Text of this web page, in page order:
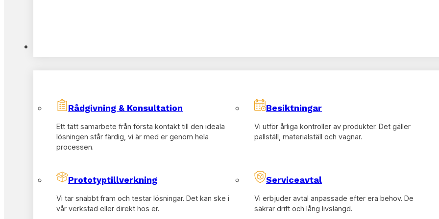
Rådgivning & Konsultation
Ett tätt samarbete från första kontakt till den ideala
lösningen står färdig, vi är med er genom hela
processen.
Besiktningar
Vi utför årliga kontroller av produkter. Det gäller
pallställ, materialställ och vagnar.
Prototyptillverkning
Vi tar snabbt fram och testar lösningar. Det kan ske i
vår verkstad eller direkt hos er.
Serviceavtal
Vi erbjuder avtal anpassade efter era behov. De
säkrar drift och lång livslängd.
GBD gör hela jobbet –
Därför erbjuder vi en komplett
Design i 3D:Vi visualiserar era idéer i CAD.
designtiden.
Slipp lägga
Skräddarsytt efter er verksamhet:
Inga
Vi anpassar vagnar, materialfasader och
Lokal produktion för snabb leverans:
All